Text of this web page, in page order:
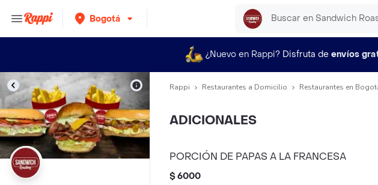
Bogotá
¿Nuevo en Rappi? Disfruta de envíos
Rappi Restaurantes a Domicilio Restaurantes en
ADICIONALES
PORCIÓN DE PAPAS A LA FRANCESA
$ 6000